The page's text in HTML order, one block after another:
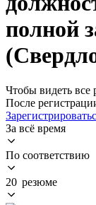
полной
Чтобы видеть все
После
За всё время
По соответствию
20 резюме